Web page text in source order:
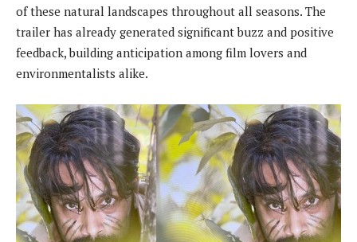
of these natural landscapes throughout all seasons. The
trailer has already generated significant buzz and positive
feedback, building anticipation among film lovers and
environmentalists alike.